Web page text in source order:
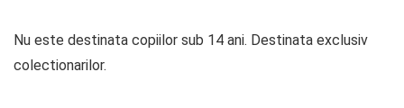
Nu este destinata copiilor sub 14 ani. Destinata exclusiv
colectionarilor.